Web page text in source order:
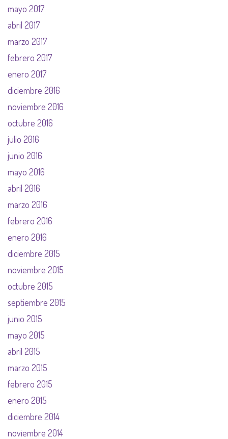
mayo 2017
abril 2017
marzo 2017
febrero 2017
enero 2017
diciembre 2016
noviembre 2016
octubre 2016
julio 2016
junio 2016
mayo 2016
abril 2016
marzo 2016
febrero 2016
enero 2016
diciembre 2015
noviembre 2015
octubre 2015
septiembre 2015
junio 2015
mayo 2015
abril 2015
marzo 2015
febrero 2015
enero 2015
diciembre 2014
noviembre 2014